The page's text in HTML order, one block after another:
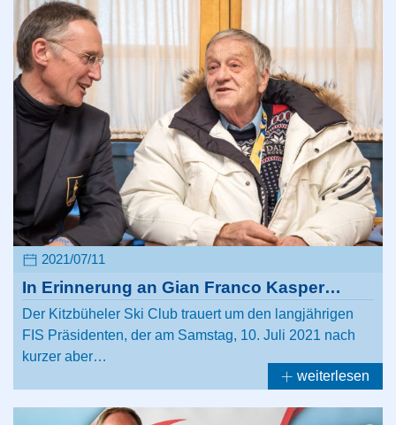
2021/07/11
In Erinnerung an Gian Franco Kasper…
Der Kitzbüheler Ski Club trauert um den langjährigen
FIS Präsidenten, der am Samstag, 10. Juli 2021 nach
kurzer aber…
weiterlesen